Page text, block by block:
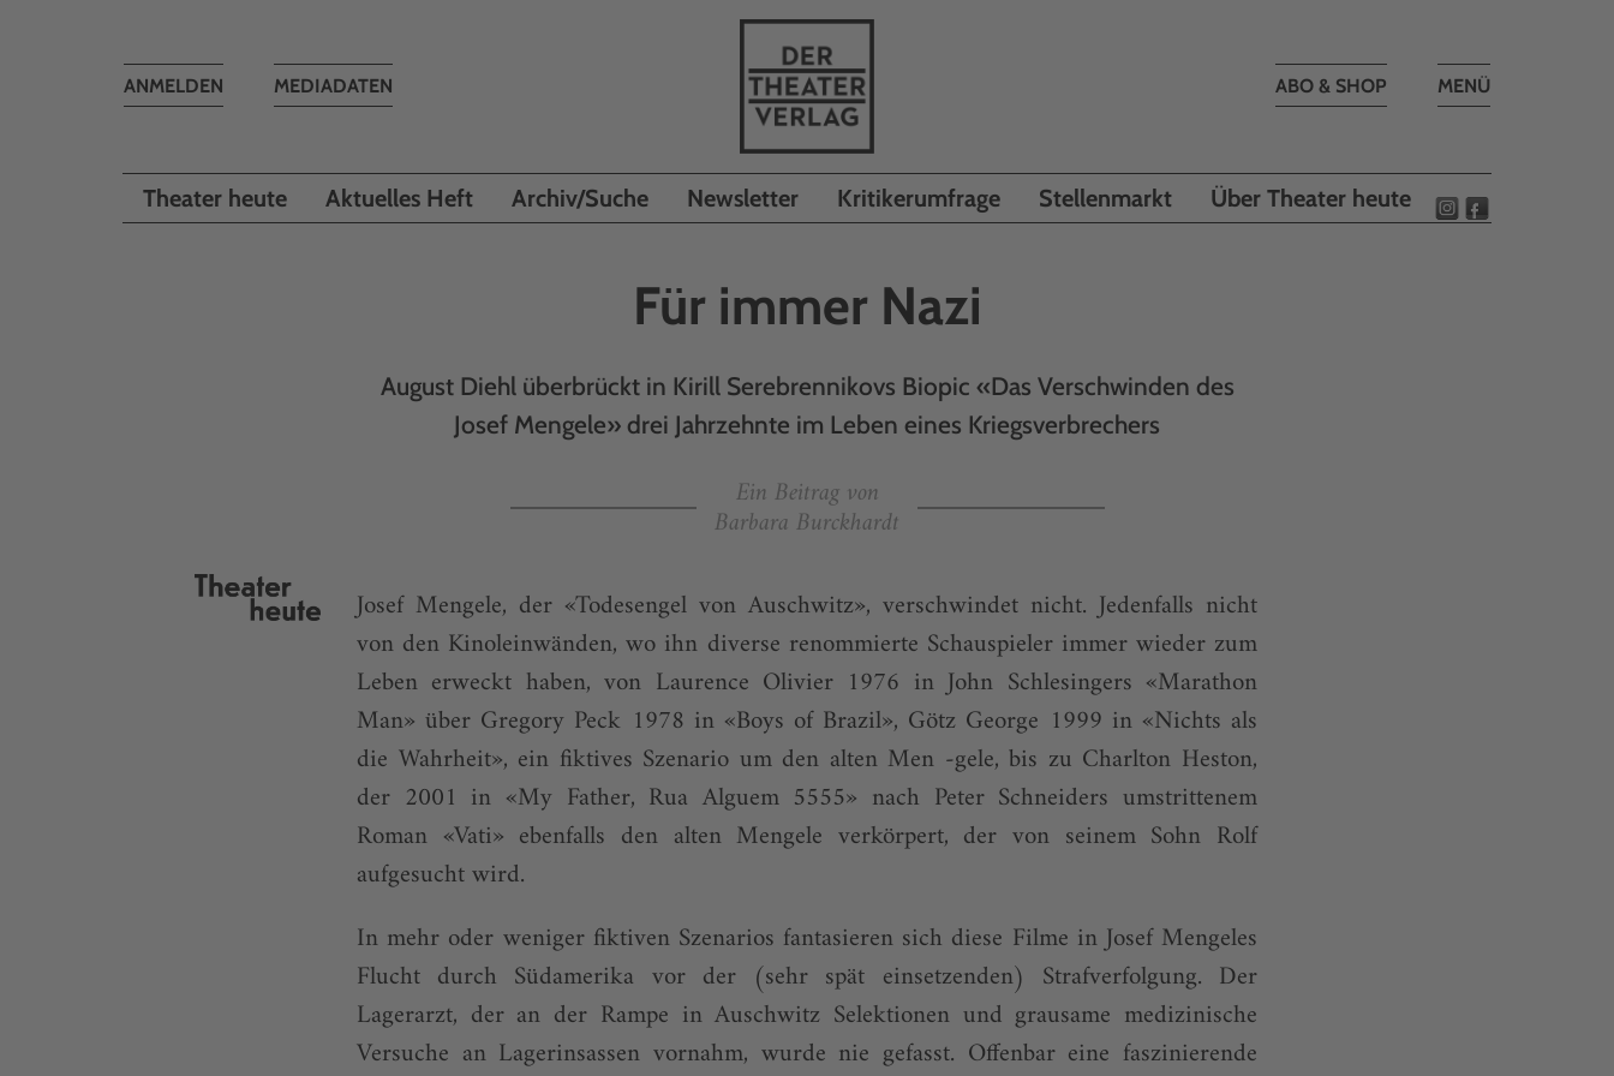
Toggle
MENÜ
ABO & SHOP
MEDIADATEN
Toggle
ANMELDEN
Theater heute Aktuelles Heft Archiv/Suche Newsletter Kritikerumfrage Stellenmarkt Über Theater heute
Für immer Nazi
August Diehl überbrückt in Kirill Serebrennikovs Biopic «Das Verschwinden des
Josef Mengele» drei Jahrzehnte im Leben eines Kriegsverbrechers
Ein Beitrag von
Barbara Burckhardt
Josef Mengele, der «Todesengel von Auschwitz», verschwindet nicht. Jedenfalls nicht
von den Kinoleinwänden, wo ihn diverse renommierte Schauspieler immer wieder zum
Leben erweckt haben, von Laurence Olivier 1976 in John Schlesingers «Marathon
Man» über Gregory Peck 1978 in «Boys of Brazil», Götz George 1999 in «Nichts als
die Wahrheit», ein fiktives Szenario um den alten Men -gele, bis zu Charlton Heston,
der 2001 in «My Father, Rua Alguem 5555» nach Peter Schneiders umstrittenem
Roman «Vati» ebenfalls den alten Mengele verkörpert, der von seinem Sohn Rolf
aufgesucht wird.
In mehr oder weniger fiktiven Szenarios fantasieren sich diese Filme in Josef Mengeles
Flucht durch Südamerika vor der (sehr spät einsetzenden) Strafverfolgung. Der
Lagerarzt, der an der Rampe in Auschwitz Selektionen und grausame medizinische
Versuche an Lagerinsassen vornahm, wurde nie gefasst. Offenbar eine faszinierende